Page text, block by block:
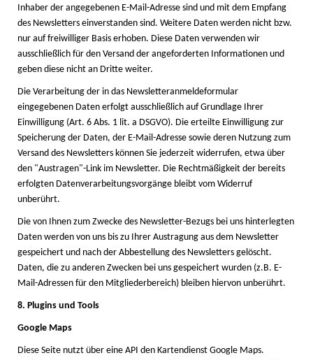
Inhaber der angegebenen E-Mail-Adresse sind und mit dem Empfang
des Newsletters einverstanden sind. Weitere Daten werden nicht bzw.
nur auf freiwilliger Basis erhoben. Diese Daten verwenden wir
ausschließlich für den Versand der angeforderten Informationen und
geben diese nicht an Dritte weiter.
Die Verarbeitung der in das Newsletteranmeldeformular
eingegebenen Daten erfolgt ausschließlich auf Grundlage Ihrer
Einwilligung (Art. 6 Abs. 1 lit. a DSGVO). Die erteilte Einwilligung zur
Speicherung der Daten, der E-Mail-Adresse sowie deren Nutzung zum
Versand des Newsletters können Sie jederzeit widerrufen, etwa über
den "Austragen"-Link im Newsletter. Die Rechtmäßigkeit der bereits
erfolgten Datenverarbeitungsvorgänge bleibt vom Widerruf
unberührt.
Die von Ihnen zum Zwecke des Newsletter-Bezugs bei uns hinterlegten
Daten werden von uns bis zu Ihrer Austragung aus dem Newsletter
gespeichert und nach der Abbestellung des Newsletters gelöscht.
Daten, die zu anderen Zwecken bei uns gespeichert wurden (z.B. E-
Mail-Adressen für den Mitgliederbereich) bleiben hiervon unberührt.
8. Plugins und Tools
Google Maps
Diese Seite nutzt über eine API den Kartendienst Google Maps.